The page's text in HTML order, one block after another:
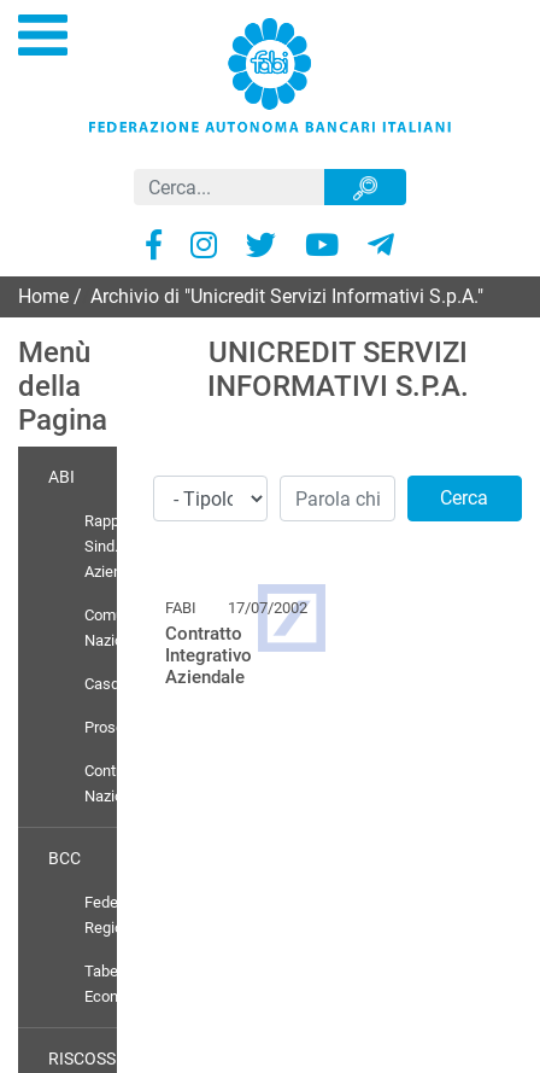
Home Archivio di "Unicredit Servizi Informativi S.p.A."
Menù
della
Pagina
ABI
Rappr.
Sind.
Aziendali
Comunicati
Nazionali
Casdic
Prosolidar
Contratto
Nazionale
BCC
Federazioni
Regionali
Tabelle
Economiche
RISCOSSIONE
UNICREDIT SERVIZI
INFORMATIVI S.P.A.
Cerca
FABI 17/07/2002
Contratto
Integrativo
Aziendale